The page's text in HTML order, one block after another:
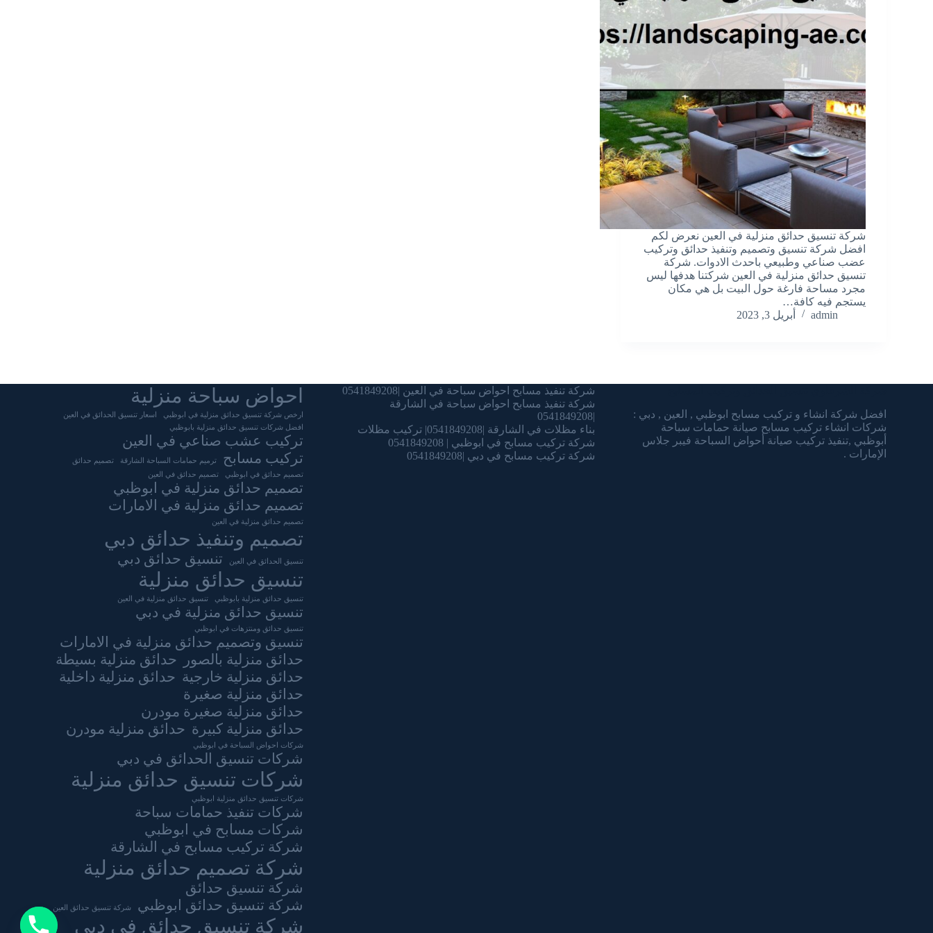
شركة تنسيق حدائق منزلية في العين نعرض لكم
افضل شركة تنسيق وتصميم وتنفيذ حدائق وتركيب
عضب صناعي وطبيعي باحدث الادوات. شركة
تنسيق حدائق منزلية في العين شركتنا هدفها ليس
مجرد مساحة فارغة حول البيت بل هي مكان
يستجم فيه كافة…
admin
أبريل 3, 2023
افضل شركة انشاء و تركيب مسابح ابوظبي , العين , دبي :
شركات انشاء تركيب مسابح صيانة حمامات سباحة
أبوظبي ,تنفيذ تركيب صيانة أحواض السباحة فيبر جلاس
الإمارات .
شركة تنفيذ مسابح احواض سباحة في العين |0541849208
شركة تنفيذ مسابح احواض سباحة في الشارقة
|0541849208
بناء مظلات في الشارقة |0541849208| تركيب مظلات
شركة تركيب مسابح في ابوظبي | 0541849208
شركة تركيب مسابح في دبي |0541849208
احواض سباحة منزلية
ارخص شركة تنسيق حدائق منزلية في ابوظبي
اسعار تنسيق الحدائق في العين
افضل شركات تنسيق حدائق منزلية بابوظبي
تركيب عشب صناعي في العين
تركيب مسابح
ترميم حمامات السباحة الشارقة
تصميم حدائق
تصميم حدائق في ابوظبي
تصميم حدائق في العين
تصميم حدائق منزلية في ابوظبي
تصميم حدائق منزلية في الامارات
تصميم حدائق منزلية في العين
تصميم وتنفيذ حدائق دبي
تنسيق الحدائق في العين تنسيق حدائق دبي
تنسيق حدائق منزلية
تنسيق حدائق منزلية بابوظبي تنسيق حدائق منزلية في العين
تنسيق حدائق منزلية في دبي
تنسيق حدائق ومنتزهات في ابوظبي
تنسيق وتصميم حدائق منزلية في الامارات
حدائق منزلية بالصور
حدائق منزلية بسيطة
حدائق منزلية خارجية حدائق منزلية داخلية
حدائق منزلية صغيرة
حدائق منزلية صغيرة مودرن
حدائق منزلية كبيرة حدائق منزلية مودرن
شركات احواض السباحة في ابوظبي
شركات تنسيق الحدائق في دبي
شركات تنسيق حدائق منزلية
شركات تنسيق حدائق منزلية ابوظبي
شركات تنفيذ حمامات سباحة
شركات مسابح في ابوظبي
شركة تركيب مسابح في الشارقة
شركة تصميم حدائق منزلية
شركة تنسيق حدائق
شركة تنسيق حدائق ابوظبي
شركة تنسيق حدائق العين
شركة تنسيق حدائق في دبي